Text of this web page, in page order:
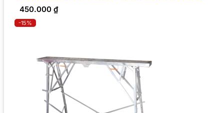
450.000 ₫
-15%